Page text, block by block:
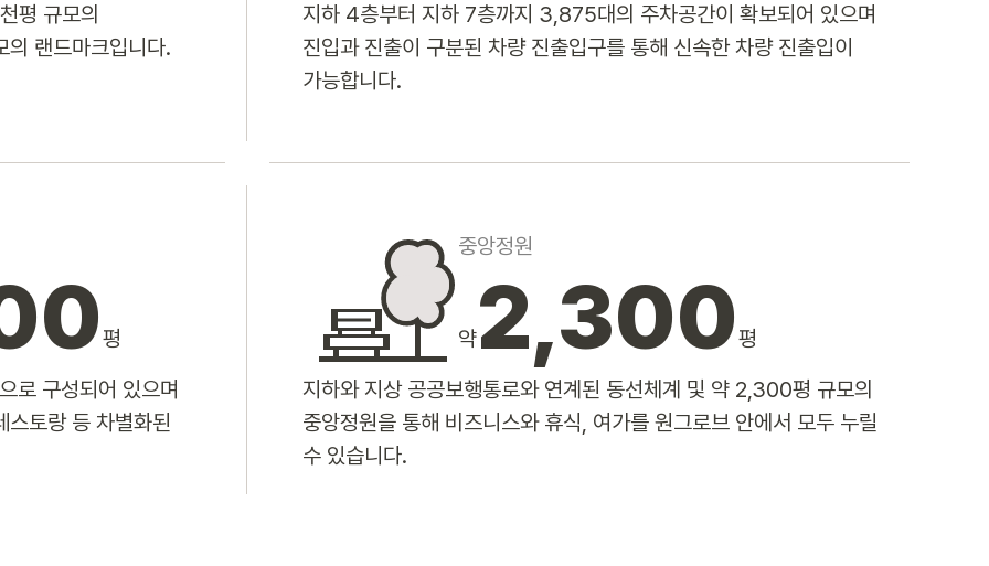
평 규모의
의 랜드마크입니다.
지하 4층부터 지하 7층까지 3,875대의 주차공간이 확보되어 있으며
진입과 진출이 구분된 차량 진출입구를 통해 신속한 차량 진출입이
가능합니다.
평
로 구성되어 있으며
스토랑 등 차별화된
중앙정원
약2,300평
지하와 지상 공공보행통로와 연계된 동선체계 및 약 2,300평 규모의
중앙정원을 통해 비즈니스와 휴식, 여가를 원그로브 안에서 모두 누릴
수 있습니다.